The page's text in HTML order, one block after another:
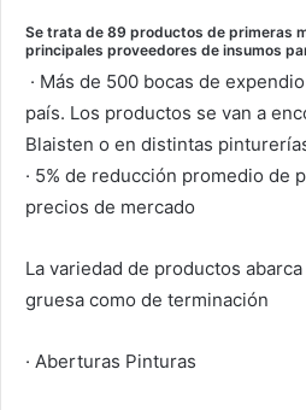
Se trata de 89 productos de primeras
principales proveedores de insumos
· Más de 500 bocas de
país. Los productos se van a
Blaisten o en distintas
· 5% de reducción promedio de
precios de mercado
La variedad de productos
gruesa como de terminación
· Aberturas Pinturas